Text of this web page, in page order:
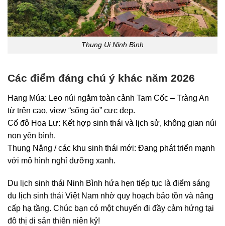
Thung Ui Ninh Bình
Các điểm đáng chú ý khác năm 2026
Hang Múa: Leo núi ngắm toàn cảnh Tam Cốc – Tràng An
từ trên cao, view “sống ảo” cực đẹp.
Cố đô Hoa Lư: Kết hợp sinh thái và lịch sử, không gian núi
non yên bình.
Thung Nắng / các khu sinh thái mới: Đang phát triển mạnh
với mô hình nghỉ dưỡng xanh.
Du lịch sinh thái Ninh Bình hứa hẹn tiếp tục là điểm sáng
du lịch sinh thái Việt Nam nhờ quy hoạch bảo tồn và nâng
cấp hạ tầng. Chúc bạn có một chuyến đi đầy cảm hứng tại
đô thị di sản thiên niên kỷ!